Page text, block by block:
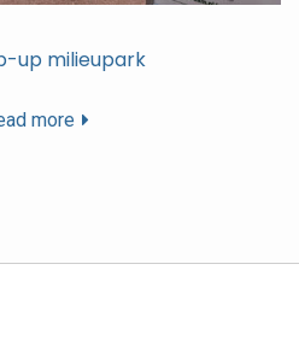
up milieupark
more